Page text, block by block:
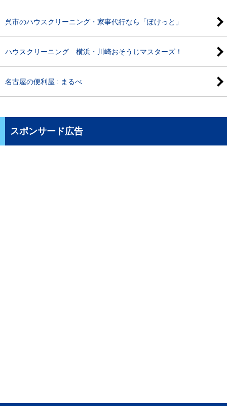
呉市のハウスクリーニング・家事代行なら「ぽけっと」
ハウスクリーニング 横浜・川崎おそうじマスターズ！
名古屋の便利屋 : まるべ
スポンサード広告